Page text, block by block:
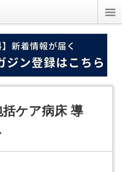
ケア病床 導